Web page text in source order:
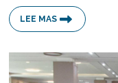
LEE MAS